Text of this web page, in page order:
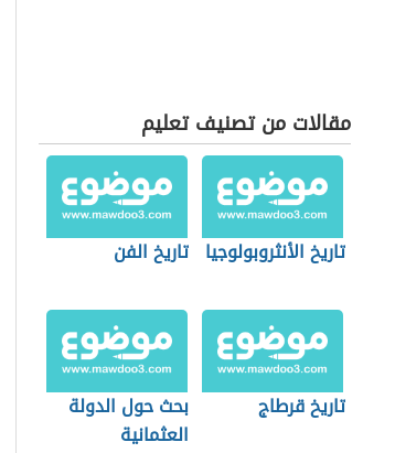
مقالات من تصنيف تعليم
تاريخ الأنثروبولوجيا تاريخ الفن
تاريخ قرطاج
بحث حول الدولة
العثمانية